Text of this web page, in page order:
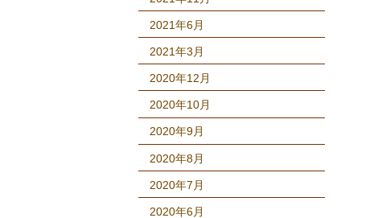
2021年6月
2021年3月
2020年12月
2020年10月
2020年9月
2020年8月
2020年7月
2020年6月